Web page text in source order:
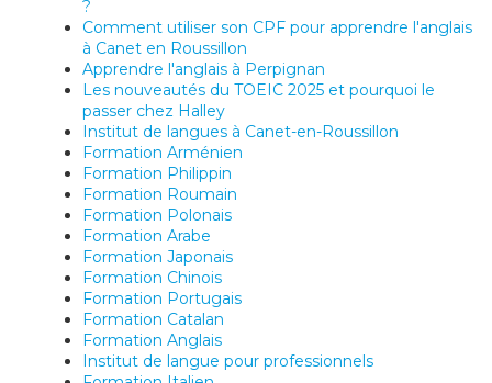
?
Comment utiliser son CPF pour apprendre l'anglais
à Canet en Roussillon
Apprendre l'anglais à Perpignan
Les nouveautés du TOEIC 2025 et pourquoi le
passer chez Halley
Institut de langues à Canet-en-Roussillon
Formation Arménien
Formation Philippin
Formation Roumain
Formation Polonais
Formation Arabe
Formation Japonais
Formation Chinois
Formation Portugais
Formation Catalan
Formation Anglais
Institut de langue pour professionnels